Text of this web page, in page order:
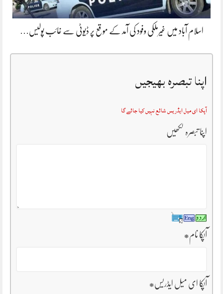
اسلام آباد میں غیرملکی وفود کی آمد کے موقع پر ڈیوٹی سے غائب پولیس…
اپنا تبصرہ بھیجیں
آپکا ای میل ایڈریس شائع نہیں کیا جائے گا
اپنا تبصرہ لکھیں
آپکا نام*
آپکا ای میل ایڈریس*